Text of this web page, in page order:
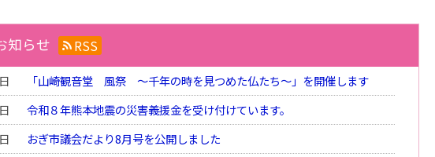
知らせ RSS
「山崎観音堂 風祭 ～千年の時を見つめた仏たち～」を開催します
令和８年熊本地震の災害義援金を受け付けています。
おぎ市議会だより8月号を公開しました